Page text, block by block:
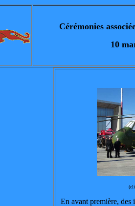
Cérémonies
10
En avant première, des